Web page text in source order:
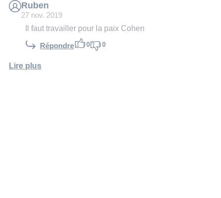
Ruben
27 nov. 2019
Il faut travailler pour la paix Cohen
Répondre 0 0
Lire plus